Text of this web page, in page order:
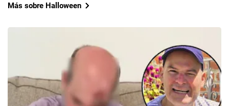
Más sobre Halloween